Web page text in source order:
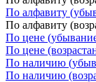
По алфавиту
По алфавиту
По цене
По цене
По наличию
По наличию